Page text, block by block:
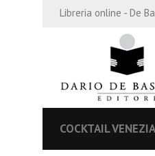
Libreria online - De
COCKTAIL